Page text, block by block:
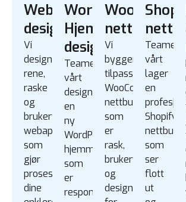
Webapp
design
Vi
designer
rene,
raske
og
brukervennlige
webapper
som
gjør
prosessene
dine
WordPress
Hjemmeside
design
Teamet
vårt
designer
en
ny
WordPress
hjemmeside
som
er
responsivt
nettbutikk
Vi
bygger
tilpassede
WooCommerce
nettbutikk
som
er
rask,
brukervennlig
og
designet
Teamet
vårt
lager
en
Shopify
som
ser
flott
ut